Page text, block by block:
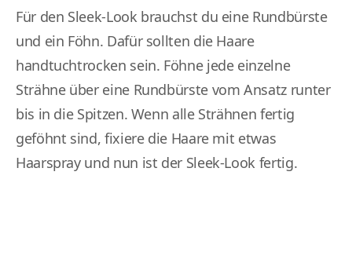
Für den Sleek-Look brauchst du eine Rundbürste
und ein Föhn. Dafür sollten die Haare
handtuchtrocken sein. Föhne jede einzelne
Strähne über eine Rundbürste vom Ansatz runter
bis in die Spitzen. Wenn alle Strähnen fertig
geföhnt sind, fixiere die Haare mit etwas
Haarspray und nun ist der Sleek-Look fertig.